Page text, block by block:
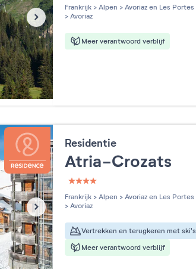
3 étoiles sur 5
Frankrijk > Alpen > Avoriaz en Les Portes
> Avoriaz
Meer verantwoord verblijf
Residentie
Atria-Crozats
4 étoiles sur 5
Frankrijk > Alpen > Avoriaz en Les Portes
> Avoriaz
Meer verantwoord verblijf